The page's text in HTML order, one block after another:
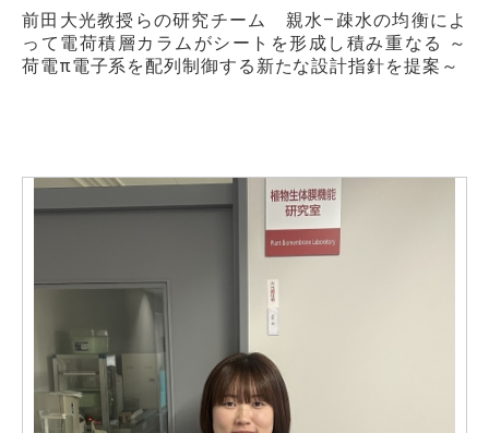
前田大光教授らの研究チーム 親水–疎水の均衡によ
って電荷積層カラムがシートを形成し積み重なる ～
荷電π電子系を配列制御する新たな設計指針を提案～